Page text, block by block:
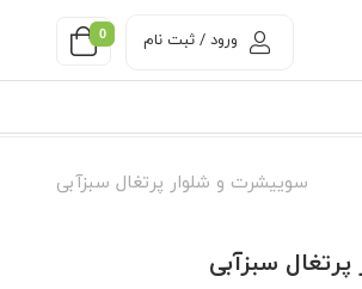
0 ورود / ثبت نام
سوییشرت و شلوار پرتغال سبزآبی
سبزآبی